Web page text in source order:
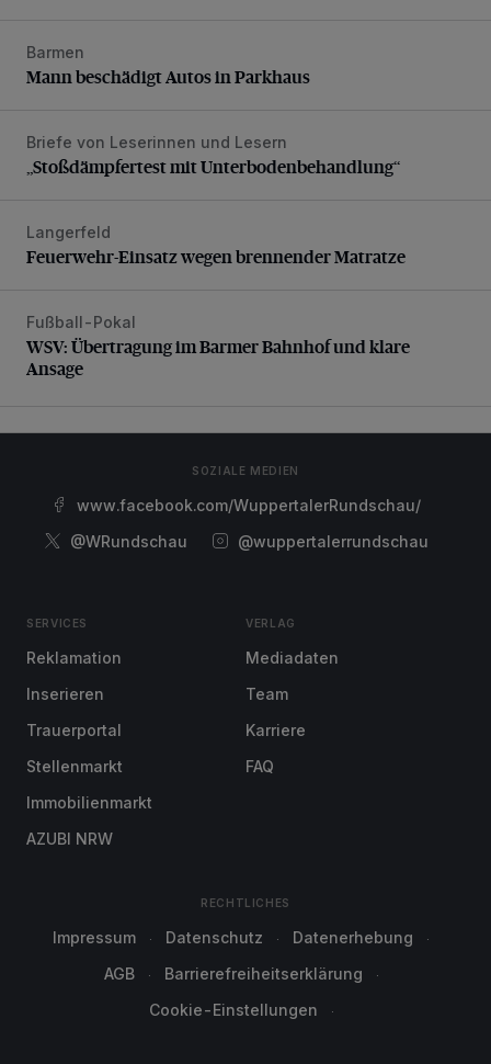
Mann beschädigt Autos in Parkhaus
Barmen
Mann beschädigt Autos in Parkhaus
„Stoßdämpfertest mit Unterbodenbehandlung“
Briefe von Leserinnen und Lesern
„Stoßdämpfertest mit Unterbodenbehandlung“
Feuerwehr-Einsatz wegen brennender Matratze
Langerfeld
Feuerwehr-Einsatz wegen brennender Matratze
WSV: Übertragung im Barmer Bahnhof und klare Ansage
Fußball-Pokal
WSV: Übertragung im Barmer Bahnhof und klare
Ansage
SOZIALE MEDIEN
www.facebook.com/WuppertalerRundschau/
@WRundschau
@wuppertalerrundschau
SERVICES
Reklamation
Inserieren
Trauerportal
Stellenmarkt
Immobilienmarkt
AZUBI NRW
VERLAG
Mediadaten
Team
Karriere
FAQ
RECHTLICHES
Impressum Datenschutz
Datenerhebung
AGB
Barrierefreiheitserklärung
Cookie-Einstellungen